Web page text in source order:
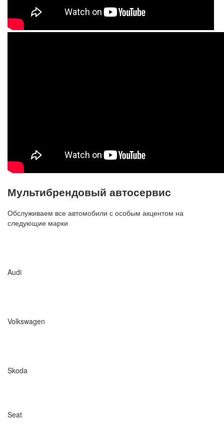
Мультибрендовый автосервис
Обслуживаем все автомобили с особым акцентом на
следующие марки
Audi
Volkswagen
Skoda
Seat